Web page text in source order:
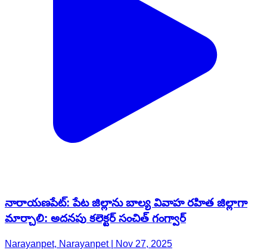
నారాయణపేట్: పేట జిల్లాను బాల్య వివాహ రహిత జిల్లాగా
మార్చాలి: అదనపు కలెక్టర్ సంచిత్ గంగ్వార్
Narayanpet, Narayanpet | Nov 27, 2025